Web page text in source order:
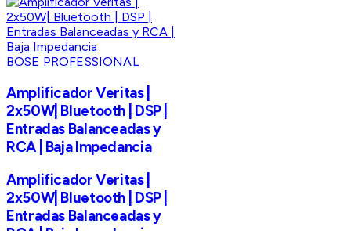
BOSE PROFESSIONAL
Amplificador Veritas |
2x50W| Bluetooth | DSP |
Entradas Balanceadas y
RCA | Baja Impedancia
Amplificador Veritas |
2x50W| Bluetooth | DSP |
Entradas Balanceadas y